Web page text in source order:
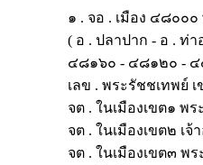
๑ . จอ . เมือง ๔๘๐๐
( อ . ปลาปาก - อ . ท่
๔๘๑๖๐ - ๔๘๑๒๐ -
เลข . พระรัชชเทพย์
จต . ในเมืองเขต๑
จต . ในเมืองเขต๒
จต . ในเมืองเขต๓